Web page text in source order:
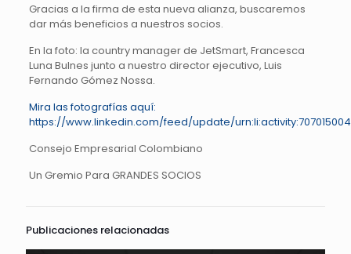
Gracias a la firma de esta nueva alianza, buscaremos
dar más beneficios a nuestros socios.
En la foto: la country manager de JetSmart, Francesca
Luna Bulnes junto a nuestro director ejecutivo, Luis
Fernando Gómez Nossa.
Mira las fotografías aquí:
https://www.linkedin.com/feed/update/
Consejo Empresarial Colombiano
Un Gremio Para GRANDES SOCIOS
Publicaciones relacionadas